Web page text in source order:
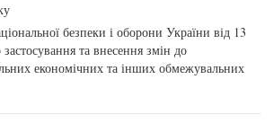
безпеки і оборони України від 13
та внесення змін до
економічних та інших обмежувальних